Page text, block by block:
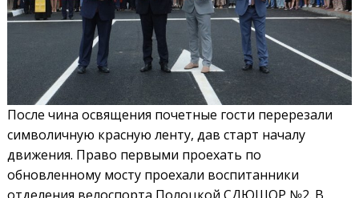
После чина освящения почетные гости перерезали
символичную красную ленту, дав старт началу
движения. Право первыми проехать по
обновленному мосту проехали воспитанники